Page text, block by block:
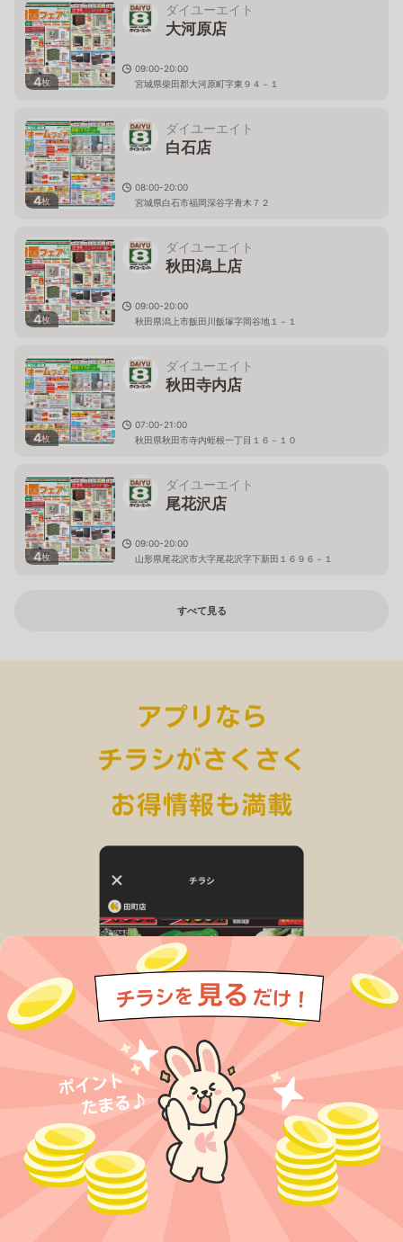
4枚
ダイユーエイト
大河原店
09:00-20:00
宮城県柴田郡大河原町字東９４－１
4枚
ダイユーエイト
白石店
08:00-20:00
宮城県白石市福岡深谷字青木７２
4枚
ダイユーエイト
秋田潟上店
09:00-20:00
秋田県潟上市飯田川飯塚字岡谷地１－１
4枚
ダイユーエイト
秋田寺内店
07:00-21:00
秋田県秋田市寺内蛭根一丁目１６－１０
4枚
ダイユーエイト
尾花沢店
09:00-20:00
山形県尾花沢市大字尾花沢字下新田１６９６－１
すべて見る